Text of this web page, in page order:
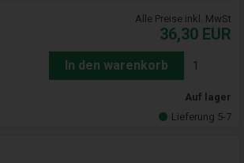
Alle Preise inkl. MwSt
36,30 EUR
In den warenkorb
Auf lager
Lieferung 5-7